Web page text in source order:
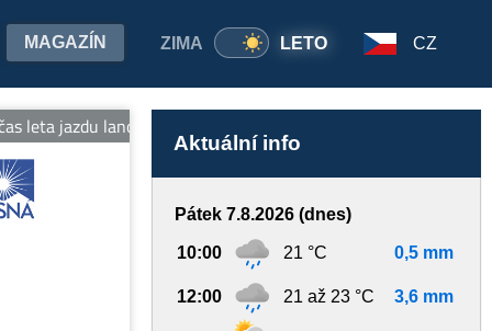
ZIMA LETO
MAGAZÍN CZ
lanovkami na oboch stranách Chopka v cene jedného
Aktuální info
Pátek 7.8.2026 (dnes)
10:00 21 °C 0,5 mm
12:00 21 až 23 °C 3,6 mm